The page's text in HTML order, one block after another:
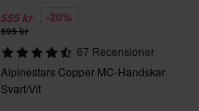
555 kr -20%
695 kr
67 Recensioner
Alpinestars Copper MC-Handskar
Svart/Vit